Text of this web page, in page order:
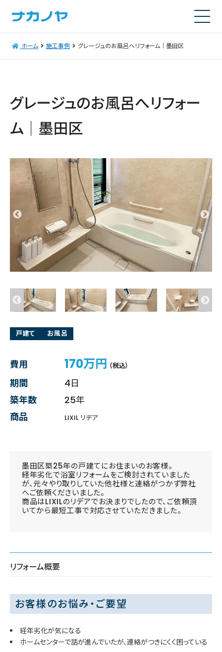
ホーム 施工事例 グレージュのお風呂へリフォーム│墨田区
グレージュのお風呂へリフォー
ム│墨田区
戸建て お風呂
費用 170万円 （税込）
期間
4日
築年数
25年
商品
LIXIL リデア
墨田区築25年の戸建てにお住まいのお客様。
経年劣化で浴室リフォームをご検討されていました
が、元々やり取りしていた他社様と連絡がつかず弊社
へご依頼くださいました。
商品はLIXILのリデアでお決まりでしたので、ご依頼頂
いてから最短工事で対応させていただきました。
リフォーム概要
お客様のお悩み・ご要望
経年劣化が気になる
ホームセンターで話が進んでいたが、連絡がつきにくく困っている